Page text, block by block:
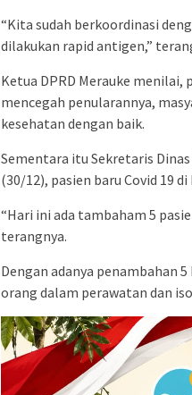
“Kita sudah berkoordinasi
dilakukan rapid antigen,”
Ketua DPRD Merauke
mencegah penularannya,
kesehatan dengan baik.
Sementara itu Sekretaris
(30/12), pasien baru Covid 19
“Hari ini ada tambaham 5
terangnya.
Dengan adanya penambahan
orang dalam perawatan dan